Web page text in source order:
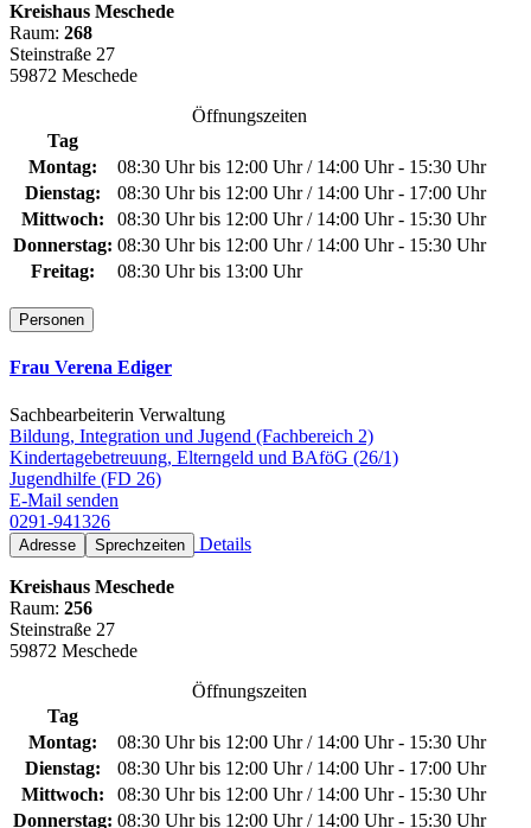
Kreishaus Meschede
Raum: 268
Steinstraße 27
59872 Meschede
Öffnungszeiten
Tag
Montag:
08:30 Uhr bis 12:00 Uhr / 14:00 Uhr - 15:30 Uhr
Dienstag:
08:30 Uhr bis 12:00 Uhr / 14:00 Uhr - 17:00 Uhr
Mittwoch:
08:30 Uhr bis 12:00 Uhr / 14:00 Uhr - 15:30 Uhr
Donnerstag: 08:30 Uhr bis 12:00 Uhr / 14:00 Uhr - 15:30 Uhr
Freitag:
08:30 Uhr bis 13:00 Uhr
Personen
Frau Verena Ediger
Sachbearbeiterin Verwaltung
Bildung, Integration und Jugend (Fachbereich 2)
Kindertagebetreuung, Elterngeld und BAföG (26/1)
Jugendhilfe (FD 26)
E-Mail senden
0291-941326
Adresse Sprechzeiten Details
Kreishaus Meschede
Raum: 256
Steinstraße 27
59872 Meschede
Öffnungszeiten
Tag
Montag:
08:30 Uhr bis 12:00 Uhr / 14:00 Uhr - 15:30 Uhr
Dienstag:
08:30 Uhr bis 12:00 Uhr / 14:00 Uhr - 17:00 Uhr
Mittwoch:
08:30 Uhr bis 12:00 Uhr / 14:00 Uhr - 15:30 Uhr
Donnerstag: 08:30 Uhr bis 12:00 Uhr / 14:00 Uhr - 15:30 Uhr